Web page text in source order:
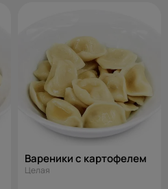
Вареники с картофелем
Целая